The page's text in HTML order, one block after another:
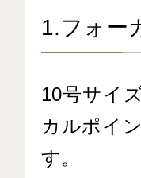
1.フォー
10号サイ
カルポイ
す。